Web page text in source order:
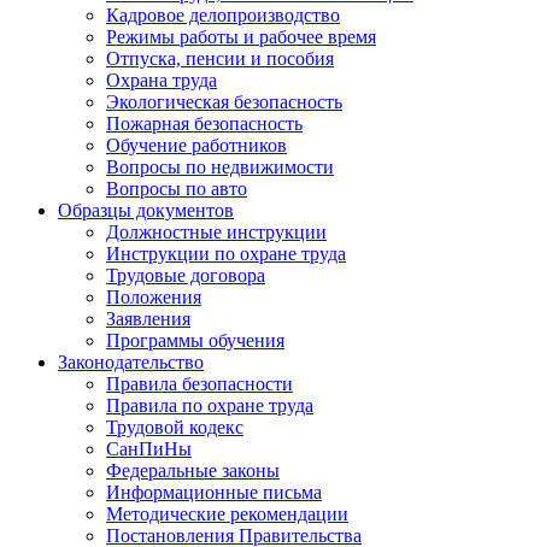
Кадровое делопроизводство
Режимы работы и рабочее время
Отпуска, пенсии и пособия
Охрана труда
Экологическая безопасность
Пожарная безопасность
Обучение работников
Вопросы по недвижимости
Вопросы по авто
Образцы документов
Должностные инструкции
Инструкции по охране труда
Трудовые договора
Положения
Заявления
Программы обучения
Законодательство
Правила безопасности
Правила по охране труда
Трудовой кодекс
СанПиНы
Федеральные законы
Информационные письма
Методические рекомендации
Постановления Правительства